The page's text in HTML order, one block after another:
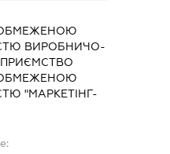
ВИРОБНИЧО-
"МАРКЕТІНГ-